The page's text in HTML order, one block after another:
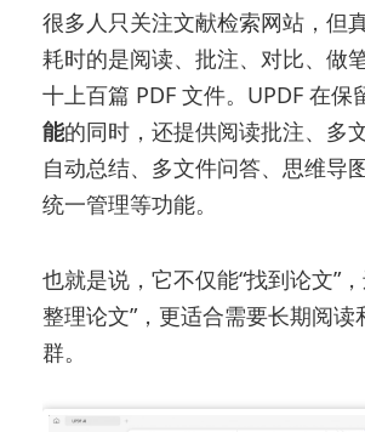
很多人只关注文献检索网站，但
耗时的是阅读、批注、对比、做
十上百篇 PDF 文件。UPDF 在保
能的同时，还提供阅读批注、多
自动总结、多文件问答、思维导
统一管理等功能。
也就是说，它不仅能“找到论文”
整理论文”，更适合需要长期阅读
群。